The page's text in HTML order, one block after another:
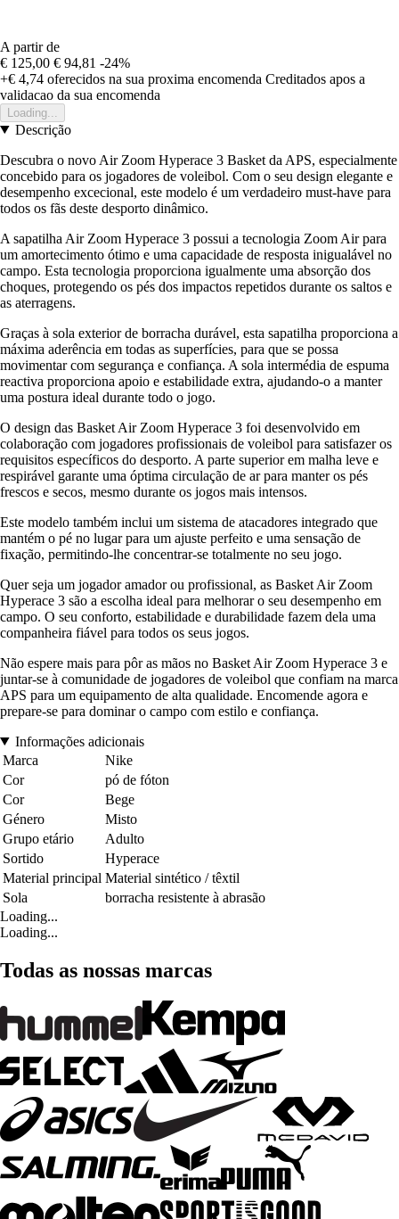
A partir de
€ 125,00 € 94,81 -24%
+€ 4,74 oferecidos na sua proxima encomenda Creditados apos a
validacao da sua encomenda
Loading...
Descrição
Descubra o novo Air Zoom Hyperace 3 Basket da APS, especialmente
concebido para os jogadores de voleibol. Com o seu design elegante e
desempenho excecional, este modelo é um verdadeiro must-have para
todos os fãs deste desporto dinâmico.
A sapatilha Air Zoom Hyperace 3 possui a tecnologia Zoom Air para
um amortecimento ótimo e uma capacidade de resposta inigualável no
campo. Esta tecnologia proporciona igualmente uma absorção dos
choques, protegendo os pés dos impactos repetidos durante os saltos e
as aterragens.
Graças à sola exterior de borracha durável, esta sapatilha proporciona a
máxima aderência em todas as superfícies, para que se possa
movimentar com segurança e confiança. A sola intermédia de espuma
reactiva proporciona apoio e estabilidade extra, ajudando-o a manter
uma postura ideal durante todo o jogo.
O design das Basket Air Zoom Hyperace 3 foi desenvolvido em
colaboração com jogadores profissionais de voleibol para satisfazer os
requisitos específicos do desporto. A parte superior em malha leve e
respirável garante uma óptima circulação de ar para manter os pés
frescos e secos, mesmo durante os jogos mais intensos.
Este modelo também inclui um sistema de atacadores integrado que
mantém o pé no lugar para um ajuste perfeito e uma sensação de
fixação, permitindo-lhe concentrar-se totalmente no seu jogo.
Quer seja um jogador amador ou profissional, as Basket Air Zoom
Hyperace 3 são a escolha ideal para melhorar o seu desempenho em
campo. O seu conforto, estabilidade e durabilidade fazem dela uma
companheira fiável para todos os seus jogos.
Não espere mais para pôr as mãos no Basket Air Zoom Hyperace 3 e
juntar-se à comunidade de jogadores de voleibol que confiam na marca
APS para um equipamento de alta qualidade. Encomende agora e
prepare-se para dominar o campo com estilo e confiança.
Informações adicionais
Marca
Nike
Cor
pó de fóton
Cor
Bege
Género
Misto
Grupo etário
Adulto
Sortido
Hyperace
Material principal Material sintético / têxtil
Sola
borracha resistente à abrasão
Loading...
Loading...
Todas as nossas marcas